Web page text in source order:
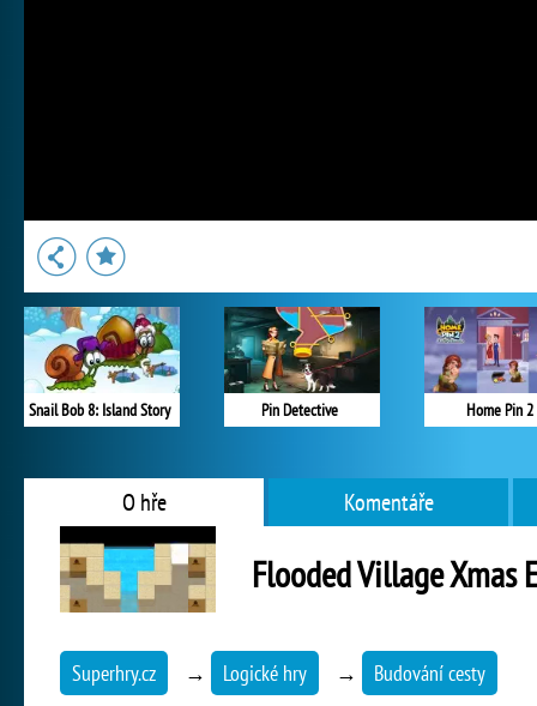
Snail Bob 8: Island Story Pin Detective Home Pin 2
O hře Komentáře
Flooded Village Xmas
Superhry.cz → Logické hry → Budování cesty